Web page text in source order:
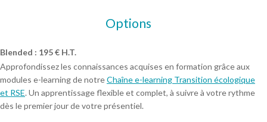
Options
Blended : 195 € H.T.
Approfondissez les connaissances acquises en formation grâce aux
modules e-learning de notreChaîne e-learning Transition écologique
et RSE. Un apprentissage flexible et complet, à suivre à votre rythme
dès le premier jour de votre présentiel.